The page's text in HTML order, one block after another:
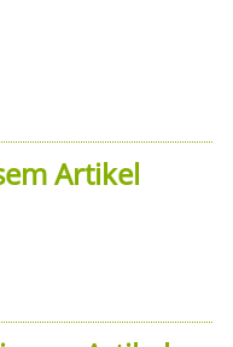
Artikel